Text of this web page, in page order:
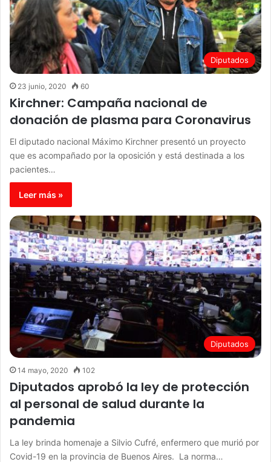
Diputados
23 junio, 2020 60
Kirchner: Campaña nacional de
donación de plasma para Coronavirus
El diputado nacional Máximo Kirchner presentó un proyecto
que es acompañado por la oposición y está destinada a los
pacientes…
Leer más »
Diputados
14 mayo, 2020 102
Diputados aprobó la ley de protección
al personal de salud durante la
pandemia
La ley brinda homenaje a Silvio Cufré, enfermero que murió por
Covid-19 en la provincia de Buenos Aires. La norma…